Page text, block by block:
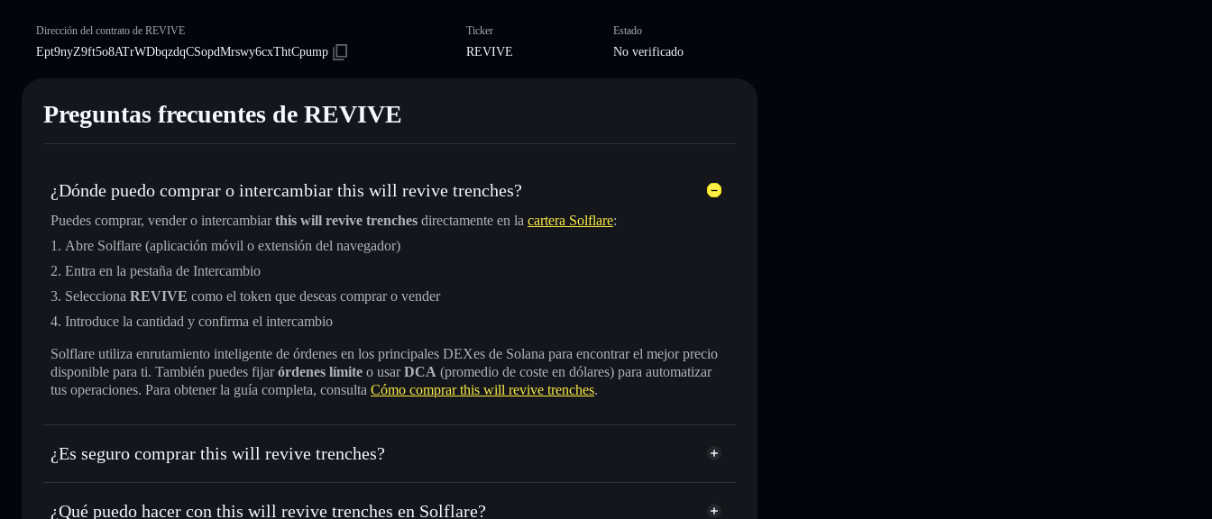
Dirección del contrato de REVIVE
Ept9nyZ9ft5o8ATrWDbqzdqCSopdMrswy6cxThtCpump
Ticker
REVIVE
Estado
No verificado
Preguntas frecuentes de REVIVE
¿Dónde puedo comprar o intercambiar this will revive trenches?
Puedes comprar, vender o intercambiarthis will revive trenches directamente en la cartera Solflare:
Abre Solflare (aplicación móvil o extensión del navegador)
Entra en la pestaña de Intercambio
Selecciona REVIVE como el token que deseas comprar o vender
Introduce la cantidad y confirma el intercambio
Solflare utiliza enrutamiento inteligente de órdenes en los principales DEXes de Solana para encontrar el mejor precio
disponible para ti. También puedes fijarórdenes límite o usarDCA (promedio de coste en dólares) para automatizar
tus operaciones. Para obtener la guía completa, consulta Cómo comprar this will revive trenches.
¿Es seguro comprar this will revive trenches?
this will revive trenches no está verificado
¿Qué puedo hacer con this will revive trenches en Solflare?